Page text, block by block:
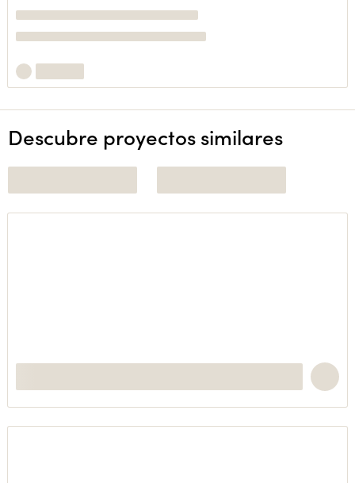
Descubre proyectos similares